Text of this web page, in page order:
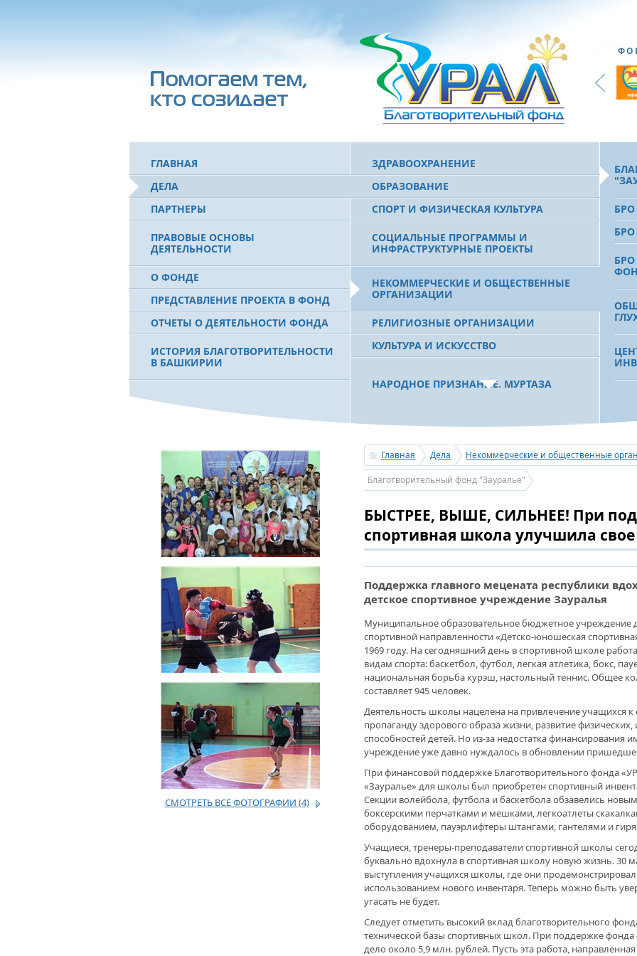
ГЛАВНАЯ
ДЕЛА
ПАРТНЕРЫ
ПРАВОВЫЕ ОСНОВЫ
ДЕЯТЕЛЬНОСТИ
О ФОНДЕ
ПРЕДСТАВЛЕНИЕ ПРОЕКТА В ФОНД
ОТЧЕТЫ О ДЕЯТЕЛЬНОСТИ ФОНДА
ИСТОРИЯ БЛАГОТВОРИТЕЛЬНОСТИ
В БАШКИРИИ
МУРТАЗЕ РАХИМОВЕ
ЗДРАВООХРАНЕНИЕ
ОБРАЗОВАНИЕ
СПОРТ И ФИЗИЧЕСКАЯ КУЛЬТУРА
СОЦИАЛЬНЫЕ ПРОГРАММЫ И
ИНФРАСТРУКТУРНЫЕ ПРОЕКТЫ
НЕКОММЕРЧЕСКИЕ И ОБЩЕСТВЕННЫЕ
ОРГАНИЗАЦИИ
РЕЛИГИОЗНЫЕ ОРГАНИЗАЦИИ
КУЛЬТУРА И ИСКУССТВО
НАРОДНОЕ ПРИЗНАНИЕ. МУРТАЗА
С ПРАЗДНИКОМ УРАЗА-БАЙРАМ!
ПОЗДРАВЛЕНИЕ ПЕРВОГО ПРЕЗИДЕНТА
СОВЕТА БЛАГОТВОРИТЕЛЬНОГО ФОНДА
«УРАЛ» М.Г.РАХИМОВА
БАШКИРСКИХ РОДОВ»
ОГОНЬ - СУДЬЯ БЕСПЕЧНОСТИ ЛЮДЕЙ.
ПОЖАРОВ МЕНЬШЕ НЕ СТАНОВИТСЯ
ДРУЖБА НЕ СЛАБЕЕТ. СОСТОЯЛАСЬ
ВСТРЕЧА ДВУХ РУКОВОДИТЕЛЕЙ
В ДОМЕ СВОЕМ. ОБ УНИКАЛЬНОЙ
ЖИЛИЩНОЙ ПРОГРАММЕ
ВНОВЬ О КАРИМЕ ХАКИМОВЕ. ИМЯ
СОВЕТСКОГО ДИПЛОМАТА ОБЪЕДИНЯЕТ
ДВА ГОСУДАРСТВА
ДО ГЛУБИНЫ ДУШИ. ФИЛЬМЫ БУЛАТА
ЮСУПОВА ПОКАЗАЛИ В КАЗАХСТАНЕ
ЛЮБОЙ КОГДА-ТО ПОСТАРЕЕТ.
ИНТЕРВЬЮ С ГЛАВРЕДОМ ГАЗЕТЫ
«ВЕТЕРАН БАШКОРТОСТАНА»
МЕМОРИАЛ СОБРАЛ СОСЛУЖИВЦЕВ. УФА
НА
СМОТРЕТЬ ВСЕ ФОТОГРАФИИ (4)
Главная Дела Некоммерческие и общественные
Благотворительный фонд "Зауралье"
БЫСТРЕЕ, ВЫШЕ, СИЛЬНЕЕ! При
спортивная школа улучшила
Поддержка главного мецената республики
детское спортивное учреждение Зауралья
Муниципальное образовательное бюджетное учреждение
спортивной направленности «Детско-юношеская
1969 году. На сегодняшний день в спортивной школе
видам спорта: баскетбол, футбол, легкая атлетика, бокс,
национальная борьба курэш, настольный теннис. Общее
составляет 945 человек.
Деятельность школы нацелена на привлечение учащихся к
пропаганду здорового образа жизни, развитие
способностей детей. Но из-за недостатка
учреждение уже давно нуждалось в обновлении
При финансовой поддержке Благотворительного фонда
«Зауралье» для школы был приобретен спортивный
Секции волейбола, футбола и баскетбола обзавелись
боксерскими перчатками и мешками, легкоатлеты
оборудованием, пауэрлифтеры штангами, гантелями и
Учащиеся, тренеры-преподаватели спортивной школы
буквально вдохнула в спортивная школу новую жизнь. 30
выступления учащихся школы, где они
использованием нового инвентаря. Теперь можно быть
угасать не будет.
Следует отметить высокий вклад благотворительного
технической базы спортивных школ. При поддержке фонда
дело около 5,9 млн. рублей. Пусть эта работа,